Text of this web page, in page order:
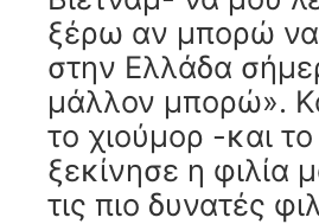
ξέρω αν μπορώ να
στην Ελλάδα
μάλλον μπορώ».
το χιούμορ -και
ξεκίνησε η
τις πιο δυνατές